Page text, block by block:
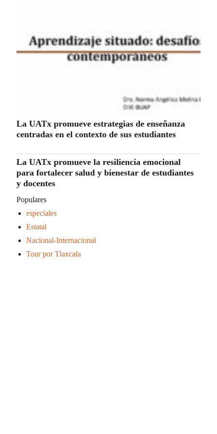
La UATx promueve estrategias de enseñanza
centradas en el contexto de sus estudiantes
La UATx promueve la resiliencia emocional
para fortalecer salud y bienestar de estudiantes
y docentes
Populares
especiales
Estatal
Nacional-Internacional
Tour por Tlaxcala